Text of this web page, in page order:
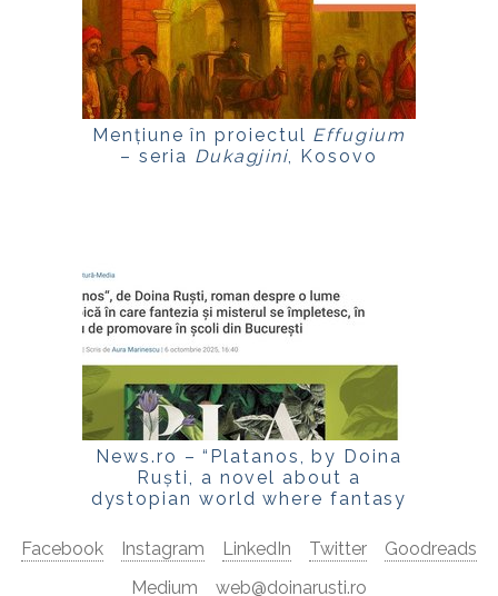
Mențiune în proiectul Effugium
– seria Dukagjini, Kosovo
News.ro – “Platanos, by Doina
Ruști, a novel about a
dystopian world where fantasy
Facebook
Instagram LinkedIn Twitter
Goodreads
Medium
web@doinarusti.ro